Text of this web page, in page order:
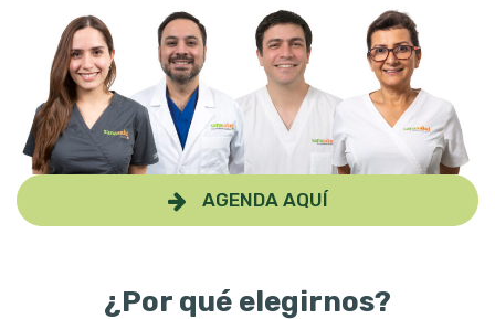
AGENDA AQUÍ
¿Por qué elegirnos?